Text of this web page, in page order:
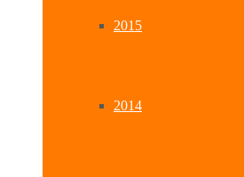
2015
2014